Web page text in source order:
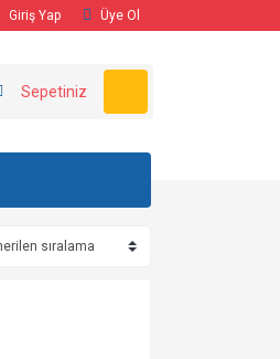
Giriş Yap Üye Ol
Sepetiniz